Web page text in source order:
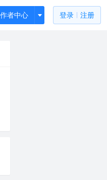
者中心 登录 注册